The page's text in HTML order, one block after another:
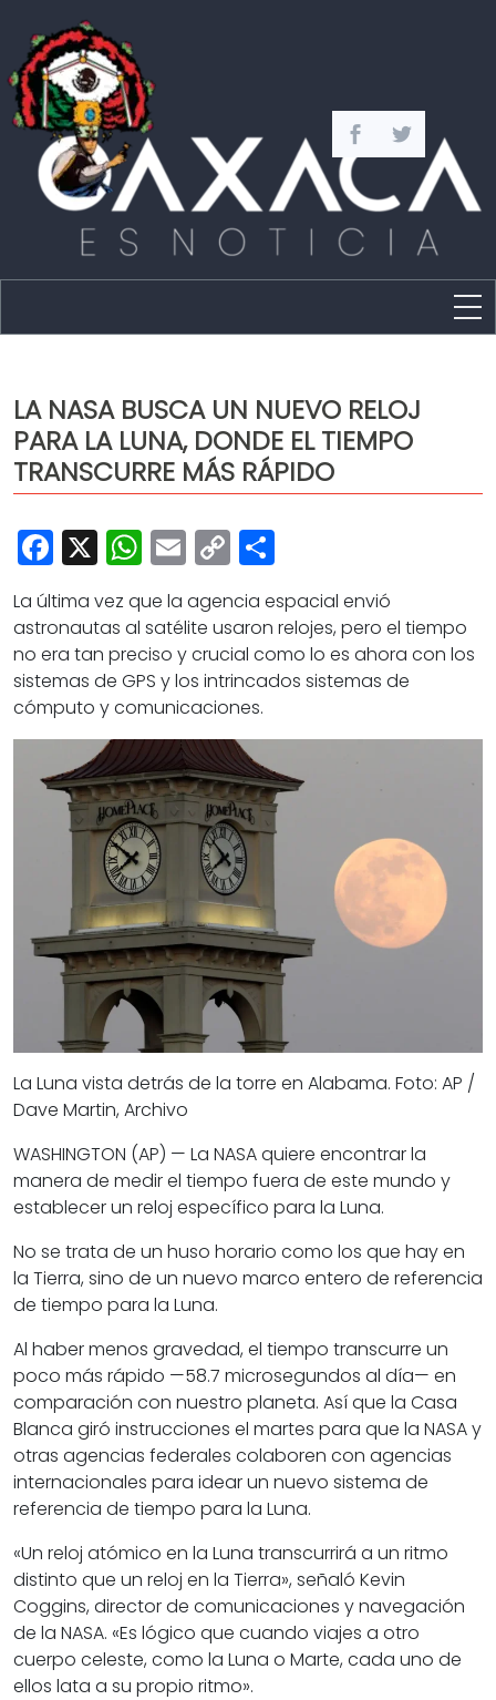
Capital
Policíaca
Cultura
Deportes
Opinión
LA NASA BUSCA UN NUEVO RELOJ
PARA LA LUNA, DONDE EL TIEMPO
TRANSCURRE MÁS RÁPIDO
Facebook
X WhatsApp
Email
Copy
Link
La última vez que la agencia espacial envió
astronautas al satélite usaron relojes, pero el tiempo
no era tan preciso y crucial como lo es ahora con los
sistemas de GPS y los intrincados sistemas de
cómputo y comunicaciones.
La Luna vista detrás de la torre en Alabama. Foto: AP /
Dave Martin, Archivo
WASHINGTON (AP) — La NASA quiere encontrar la
manera de medir el tiempo fuera de este mundo y
establecer un reloj específico para la Luna.
No se trata de un huso horario como los que hay en
la Tierra, sino de un nuevo marco entero de referencia
de tiempo para la Luna.
Al haber menos gravedad, el tiempo transcurre un
poco más rápido —58.7 microsegundos al día— en
comparación con nuestro planeta. Así que la Casa
Blanca giró instrucciones el martes para que la NASA y
otras agencias federales colaboren con agencias
internacionales para idear un nuevo sistema de
referencia de tiempo para la Luna.
«Un reloj atómico en la Luna transcurrirá a un ritmo
distinto que un reloj en la Tierra», señaló Kevin
Coggins, director de comunicaciones y navegación
de la NASA. «Es lógico que cuando viajes a otro
cuerpo celeste, como la Luna o Marte, cada uno de
ellos lata a su propio ritmo».